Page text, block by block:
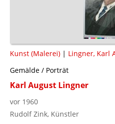
Kunst (Malerei) | Lingner, Karl
Gemälde / Porträt
Karl August Lingner
vor 1960
Rudolf Zink, Künstler